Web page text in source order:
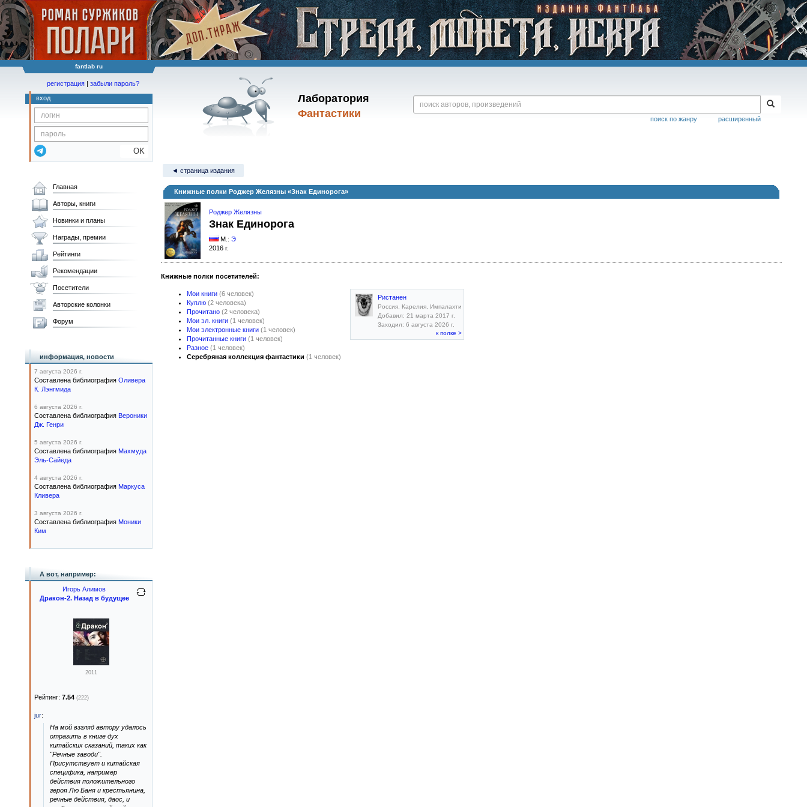
fantlab ru
Лаборатория
Фантастики
расширенный
поиск по жанру
регистрация | забыли пароль?
вход
OK
◄ страница издания
Книжные полки Роджер Желязны «Знак Единорога»
Роджер Желязны
Знак Единорога
М.: Э
2016 г.
Книжные полки посетителей:
Мои книги (6 человек)
Куплю (2 человека)
Прочитано (2 человека)
Мои эл. книги (1 человек)
Мои электронные книги (1 человек)
Прочитанные книги (1 человек)
Разное (1 человек)
Серебряная коллекция фантастики (1 человек)
Ристанен
Россия, Карелия, Импалахти
Добавил: 21 марта 2017 г.
Заходил: 6 августа 2026 г.
к полке >
Главная
Авторы, книги
Новинки и планы
Награды, премии
Рейтинги
Рекомендации
Посетители
Авторские колонки
Форум
информация, новости
7 августа 2026 г.
Составлена библиография Оливера
К. Лэнгмида
6 августа 2026 г.
Составлена библиография Вероники
Дж. Генри
5 августа 2026 г.
Составлена библиография Махмуда
Эль-Сайеда
4 августа 2026 г.
Составлена библиография Маркуса
Кливера
3 августа 2026 г.
Составлена библиография Моники
Ким
А вот, например:
Игорь Алимов
Дракон-2. Назад в будущее
2011
Рейтинг: 7.54 (222)
jur:
На мой взгляд автору удалось
отразить в книге дух
китайских сказаний, таких как
"Речные заводи".
Присутствует и китайская
специфика, например
действия положительного
героя Лю Баня и крестьянина,
речные действия, даос, и